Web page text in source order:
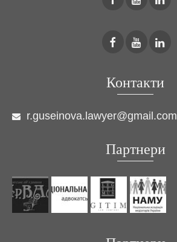
Контакти
r.guseinova.lawyer@gmail.com
Партнери